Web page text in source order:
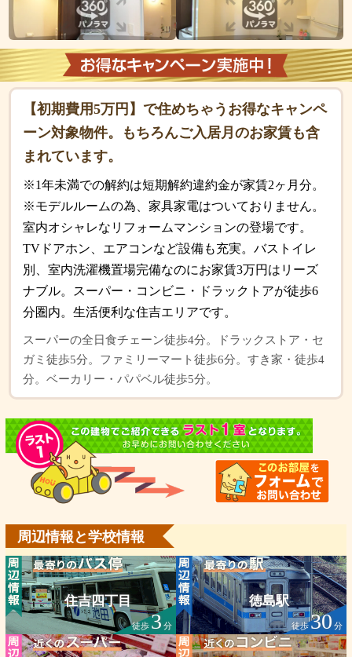
【初期費用5万円】で住めちゃうお得なキャンペ
ーン対象物件。もちろんご入居月のお家賃も含
まれています。
※1年未満での解約は短期解約違約金が家賃2ヶ月分。
※モデルルームの為、家具家電はついておりません。
室内オシャレなリフォームマンションの登場です。
TVドアホン、エアコンなど設備も充実。バストイレ
別、室内洗濯機置場完備なのにお家賃3万円はリーズ
ナブル。スーパー・コンビニ・ドラックトアが徒歩6
分圏内。生活便利な住吉エリアです。
スーパーの全日食チェーン徒歩4分。ドラックストア・セ
ガミ徒歩5分。ファミリーマート徒歩6分。すき家・徒歩4
分。ベーカリー・パパベル徒歩5分。
周辺情報と学校情報
住吉四丁目
徒歩3分
徳島駅
徒歩30分